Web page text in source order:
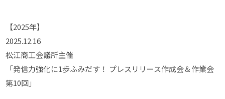
【2025年】
2025.12.16
松江商工会議所主催
「発信力強化に1歩ふみだす！ プレスリリース作成会＆作業会
第10回」